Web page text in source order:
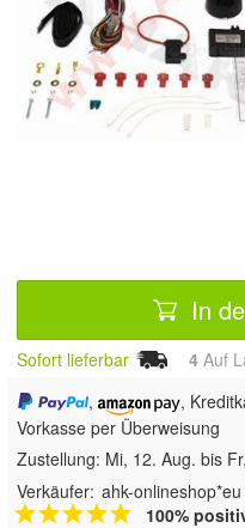
Doppelt
In
Sofort lieferbar 4 Auf
,
,
Vorkasse per Überweisung
Zustellung: Mi, 12. Aug. bis
Verkäufer: ahk-onlineshop*eu
100%